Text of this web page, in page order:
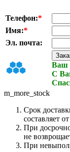
Телефон:*
Имя:*
Эл. почта:
Ваш
С
m_more_stock
Срок
составляет
При
не
При